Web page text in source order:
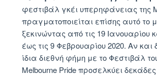
φεστιβάλ γκέι υπερηφάνειας της
πραγματοποιείται επίσης αυτό το
ξεκινώντας από τις 19 Ιανουαρίου
έως τις 9 Φεβρουαρίου 2020. Αν και
ίδια διεθνή φήμη με το Φεστιβάλ
Melbourne Pride προσελκύει